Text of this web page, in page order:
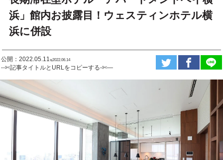
浜」館内お披露目！ウェスティンホテル横
浜に併設
公開：2022.05.11ಇ2022.06.14
--✄記事タイトルとURLをコピーする-✄—